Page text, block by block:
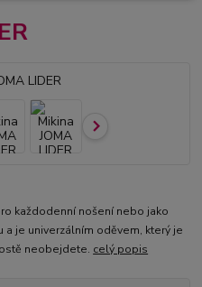
každodenní nošení nebo jako
je univerzálním oděvem, který je
neobejdete. celý popis